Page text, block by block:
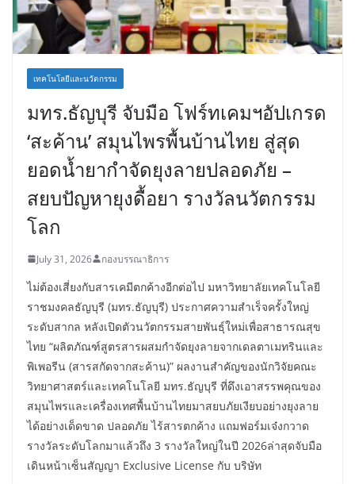
เทคโนโลยีและนวัตกรรม
มทร.ธัญบุรี จับมือ โฟร์ทเคมฯอัปเกรด
‘สะค้าน’ สมุนไพรพื้นบ้านไทย สู่สุด
ยอดน้ำยากำจัดยุงลายปลอดภัย –
สยบปัญหายุงดื้อยา รางวัลนวัตกรรม
โลก
July 31, 2026 กองบรรณาธิการ
ไม่ต้องเสี่ยงกับสารเคมีตกค้างอีกต่อไป มหาวิทยาลัยเทคโนโลยี
ราชมงคลธัญบุรี (มทร.ธัญบุรี) ประกาศความสำเร็จครั้งใหญ่
ระดับสากล หลังเปิดตัวนวัตกรรมสายพันธุ์ใหม่เพื่อสาธารณสุข
ไทย “ผลิตภัณฑ์สูตรสารผสมกำจัดยุงลายจากเดลตาเมทรินและ
พิเพอรีน (สารสกัดจากสะค้าน)” ผลงานสำคัญของนักวิจัยคณะ
วิทยาศาสตร์และเทคโนโลยี มทร.ธัญบุรี ที่ดึงเอาสรรพคุณของ
สมุนไพรและเครื่องเทศพื้นบ้านไทยมาสยบภัยเงียบอย่างยุงลาย
ได้อย่างเด็ดขาด ปลอดภัย ไร้สารตกค้าง แถมฟอร์มเจ๋งกวาด
รางวัลระดับโลกมาแล้วถึง 3 รางวัลใหญ่ในปี 2026ล่าสุดจับมือ
เดินหน้าเซ็นสัญญา Exclusive License กับ บริษัท